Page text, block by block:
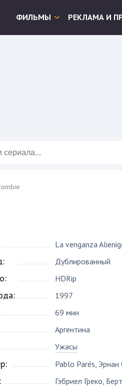
ФИЛЬМЫ РЕКЛАМА И
La venganza
Дублированный
HDRip
1997
69 мин
Аргентина
Ужасы
Pablo Parés, Эрнан
Гэбриел Греко,